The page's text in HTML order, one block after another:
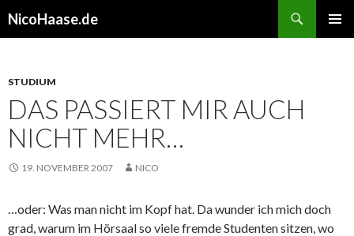
NicoHaase.de
STUDIUM
DAS PASSIERT MIR AUCH
NICHT MEHR…
19. NOVEMBER 2007 NICO
…oder: Was man nicht im Kopf hat. Da wunder ich mich doch
grad, warum im Hörsaal so viele fremde Studenten sitzen, wo